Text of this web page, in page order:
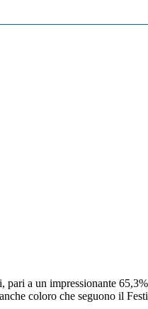
pari a un impressionante
coloro che seguono il